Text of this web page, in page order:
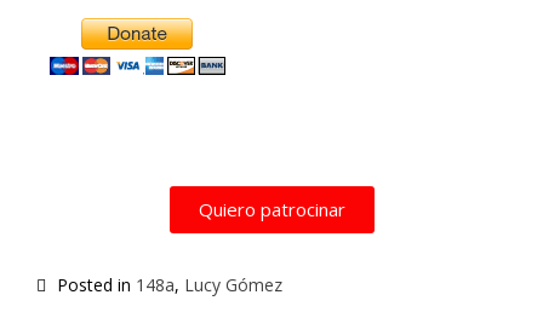
Quiero patrocinar
Posted in 148a, Lucy Gómez